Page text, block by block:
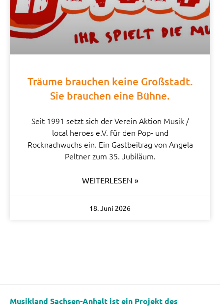
Träume brauchen keine Großstadt.
Sie brauchen eine Bühne.
Seit 1991 setzt sich der Verein Aktion Musik /
local heroes e.V. für den Pop- und
Rocknachwuchs ein. Ein Gastbeitrag von Angela
Peltner zum 35. Jubiläum.
WEITERLESEN »
18. Juni 2026
Musikland Sachsen-Anhalt ist ein Projekt des